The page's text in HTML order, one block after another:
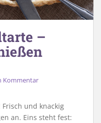
–
Kommentar
und knackig
an. Eins steht fest: